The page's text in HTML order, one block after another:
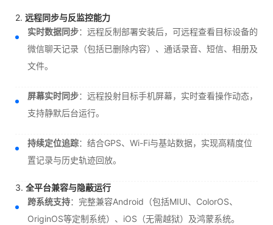
2. 远程同步与反监控能力
实时数据同步：远程反制部署安装后，可远程查看目标设备的
微信聊天记录（包括已删除内容）、通话录音、短信、相册及
文件。
屏幕实时同步：远程投射目标手机屏幕，实时查看操作动态，
支持静默后台运行。
持续定位追踪：结合GPS、Wi-Fi与基站数据，实现高精度位
置记录与历史轨迹回放。
3. 全平台兼容与隐蔽运行
跨系统支持：完整兼容Android（包括MIUI、ColorOS、
OriginOS等定制系统）、iOS（无需越狱）及鸿蒙系统。